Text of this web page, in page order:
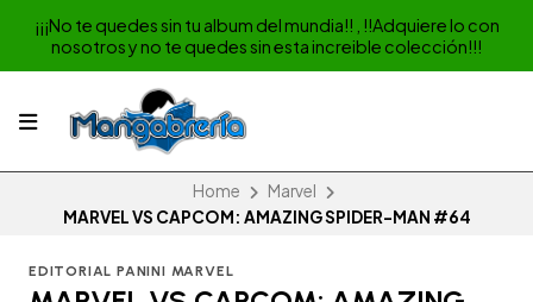
¡¡¡No te quedes sin tu album del mundia!! , !!Adquiere lo con
nosotros y no te quedes sin esta increible colección!!!
Home
Marvel
MARVEL VS CAPCOM: AMAZING SPIDER-MAN #64
EDITORIAL PANINI MARVEL